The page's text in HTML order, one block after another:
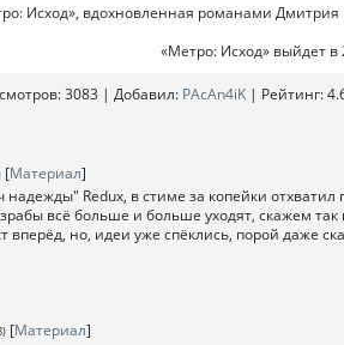
Исход», вдохновленная романами
«Метро: Исход» выйдет в
: 3083 | Добавил: PAcAn4iK | Рейтинг:
[Материал]
надежды" Redux, в стиме за копейки
всё больше и больше уходят, скажем
вперёд, но, идеи уже спёклись, порой даже
[Материал]